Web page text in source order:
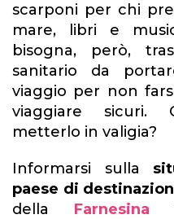
scarponi per chi
mare, libri e
bisogna, però,
sanitario da
viaggio per non
viaggiare sicuri.
metterlo in valigia?
Informarsi sulla
paese di
della Farnesina